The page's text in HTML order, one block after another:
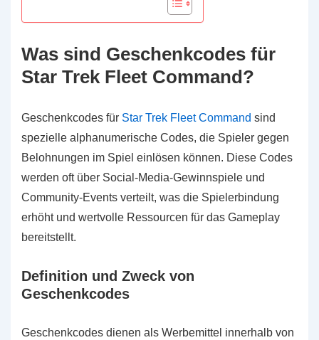
Was sind Geschenkcodes für
Star Trek Fleet Command?
Geschenkcodes für Star Trek Fleet Command sind
spezielle alphanumerische Codes, die Spieler gegen
Belohnungen im Spiel einlösen können. Diese Codes
werden oft über Social-Media-Gewinnspiele und
Community-Events verteilt, was die Spielerbindung
erhöht und wertvolle Ressourcen für das Gameplay
bereitstellt.
Definition und Zweck von
Geschenkcodes
Geschenkcodes dienen als Werbemittel innerhalb von